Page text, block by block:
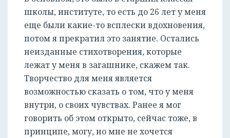
школы, институте, то есть до 26 лет у меня
еще были какие-то всплески вдохновения,
потом я прекратил это занятие. Остались
неизданные стихотворения, которые
лежат у меня в загашнике, скажем так.
Творчество для меня является
возможностью сказать о том, что у меня
внутри, о своих чувствах. Ранее я мог
говорить об этом открыто, сейчас тоже, в
принципе, могу, но мне не хочется